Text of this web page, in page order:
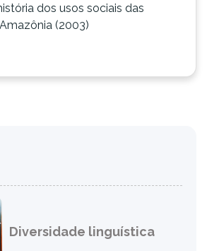
dos usos sociais das
(2003)
Diversidade linguística